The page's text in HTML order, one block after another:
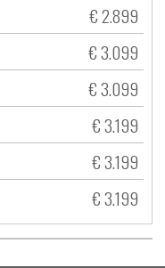
€ 2.899
€ 3.099
€ 3.099
€ 3.199
€ 3.199
€ 3.199